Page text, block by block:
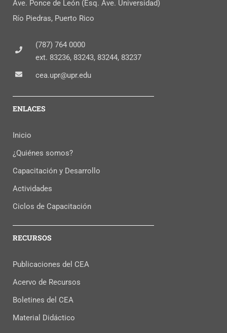
Ave. Ponce de León (Esq. Ave. Universidad)
Río Piedras, Puerto Rico
(787) 764 0000
ext. 83236, 83243, 83244, 83237
cea.upr@upr.edu
ENLACES
Inicio
¿Quiénes somos?
Capacitación y Desarrollo
Actividades
Ciclos de Capacitación
RECURSOS
Publicaciones del CEA
Acervo de Recursos
Boletines del CEA
Material Didáctico